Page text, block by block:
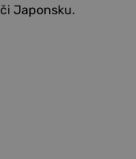
Japonsku.